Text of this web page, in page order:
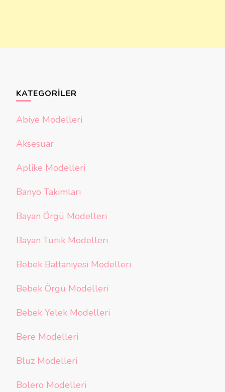
KATEGORILER
Abiye Modelleri
Aksesuar
Aplike Modelleri
Banyo Takımları
Bayan Örgü Modelleri
Bayan Tunik Modelleri
Bebek Battaniyesi Modelleri
Bebek Örgü Modelleri
Bebek Yelek Modelleri
Bere Modelleri
Bluz Modelleri
Bolero Modelleri